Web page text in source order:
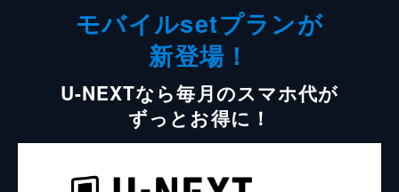
モバイルsetプランが
新登場！
U-NEXTなら毎月のスマホ代が
ずっとお得に！